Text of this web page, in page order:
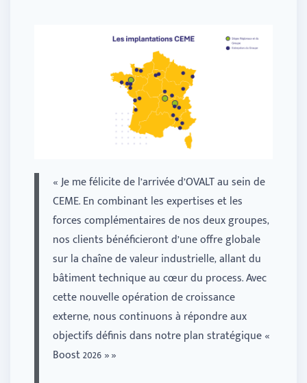
« Je me félicite de l’arrivée d’OVALT au sein de
CEME. En combinant les expertises et les
forces complémentaires de nos deux groupes,
nos clients bénéficieront d’une offre globale
sur la chaîne de valeur industrielle, allant du
bâtiment technique au cœur du process. Avec
cette nouvelle opération de croissance
externe, nous continuons à répondre aux
objectifs définis dans notre plan stratégique «
Boost 2026 » »